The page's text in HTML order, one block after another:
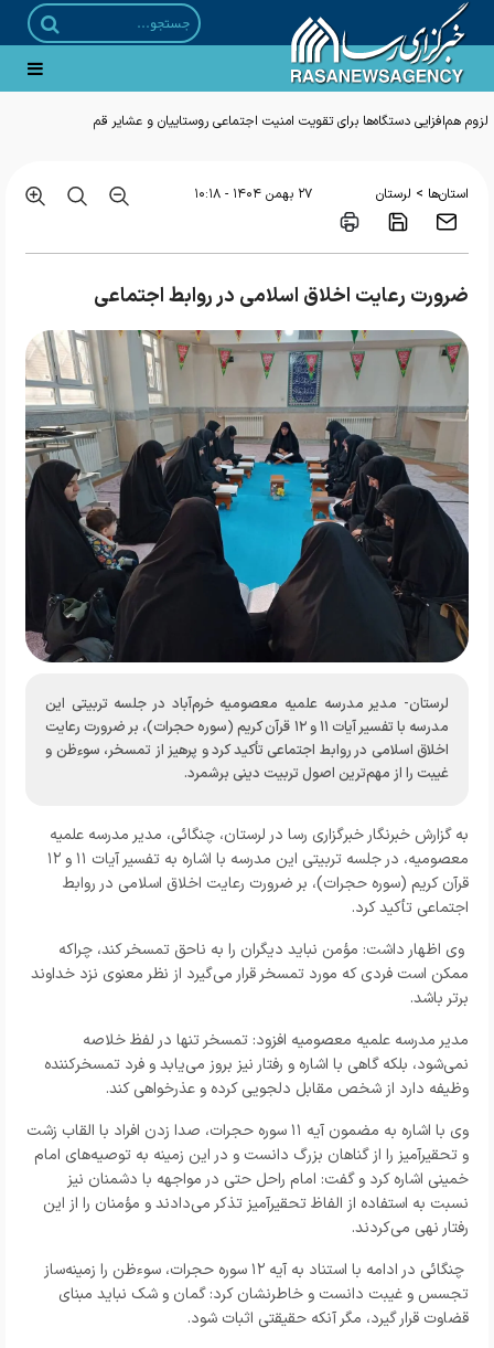
استان‌ها > لرستان ۲۷ بهمن ۱۴۰۴ - ۱۰:۱۸
ضرورت رعایت اخلاق اسلامی در روابط اجتماعی
لرستان- مدیر مدرسه علمیه معصومیه خرم‌آباد در جلسه تربیتی این
مدرسه با تفسیر آیات ۱۱ و ۱۲ قرآن کریم (سوره حجرات)، بر ضرورت رعایت
اخلاق اسلامی در روابط اجتماعی تأکید کرد و پرهیز از تمسخر، سوءظن و
غیبت را از مهم‌ترین اصول تربیت دینی برشمرد.
به گزارش خبرنگار خبرگزاری رسا در لرستان، چنگائی، مدیر مدرسه علمیه
معصومیه، در جلسه تربیتی این مدرسه با اشاره به تفسیر آیات ۱۱ و ۱۲
قرآن کریم (سوره حجرات)، بر ضرورت رعایت اخلاق اسلامی در روابط
اجتماعی تأکید کرد.
وی اظهار داشت: مؤمن نباید دیگران را به ناحق تمسخر کند، چراکه
ممکن است فردی که مورد تمسخر قرار می‌گیرد از نظر معنوی نزد خداوند
برتر باشد.
مدیر مدرسه علمیه معصومیه افزود: تمسخر تنها در لفظ خلاصه
نمی‌شود، بلکه گاهی با اشاره و رفتار نیز بروز می‌یابد و فرد تمسخرکننده
وظیفه دارد از شخص مقابل دلجویی کرده و عذرخواهی کند.
وی با اشاره به مضمون آیه ۱۱ سوره حجرات، صدا زدن افراد با القاب زشت
و تحقیرآمیز را از گناهان بزرگ دانست و در این زمینه به توصیه‌های امام
خمینی اشاره کرد و گفت: امام راحل حتی در مواجهه با دشمنان نیز
نسبت به استفاده از الفاظ تحقیرآمیز تذکر می‌دادند و مؤمنان را از این
رفتار نهی می‌کردند.
چنگائی در ادامه با استناد به آیه ۱۲ سوره حجرات، سوءظن را زمینه‌ساز
تجسس و غیبت دانست و خاطرنشان کرد: گمان و شک نباید مبنای
قضاوت قرار گیرد، مگر آنکه حقیقتی اثبات شود.